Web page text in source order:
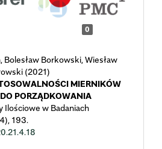
0
Borkowski, Wiesław
(2021)
MIERNIKÓW
PORZĄDKOWANIA
Ilościowe w Badaniach
193.